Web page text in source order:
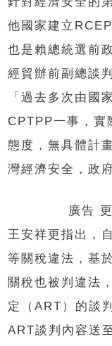
他國家建立
也是賴總統選前
經貿辦前副總談
「過去多次由國
CPTPP一事，實
態度，無具體計
灣經濟安全，政
廣告
王安祥更指出，
等關稅違法，基
關稅也被判違法
定（ART）的談
ART談判內容送